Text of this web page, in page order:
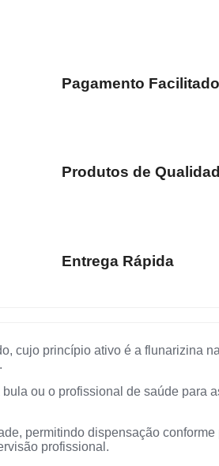
Pagamento Facilitado
Produtos de
Entrega Rápida
cujo princípio ativo é a flunarizina
ou o profissional de saúde para
permitindo dispensação
profissional.